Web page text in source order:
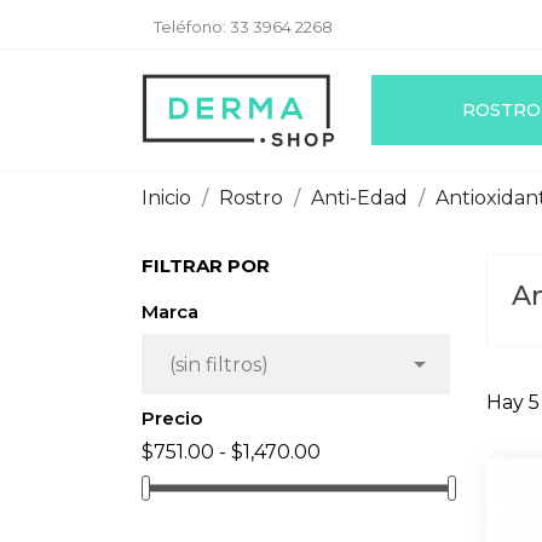
Teléfono: 33 3964 2268
ROSTRO
Inicio Rostro Anti-Edad
FILTRAR POR
Marca
(sin filtros) 
Precio
$751.00 - $1,470.00
Hay